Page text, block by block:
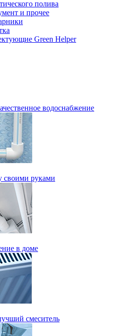
полива
и прочее
Green Helper
водоснабжение
своими руками
в доме
смеситель